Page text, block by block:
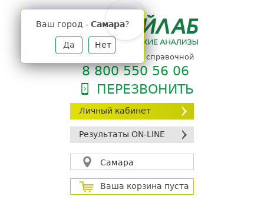
Личный кабинет
Результаты ON-LINE
Самара
Ваш город - Самара?
Да Нет
Ваша корзина пуста
телефон единой справочной
8 800 550 56 06
ПЕРЕЗВОНИТЬ